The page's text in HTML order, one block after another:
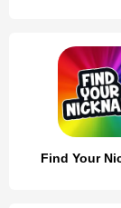
Find Your